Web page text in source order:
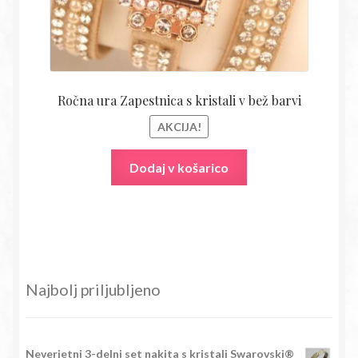
Ročna ura Zapestnica s kristali v bež barvi
AKCIJA!
Dodaj v košarico
Najbolj priljubljeno
Neverjetni 3-delni set nakita s kristali Swarovski®